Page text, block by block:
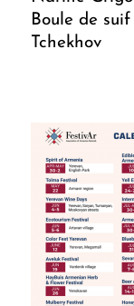
Boule de
Tchekhov